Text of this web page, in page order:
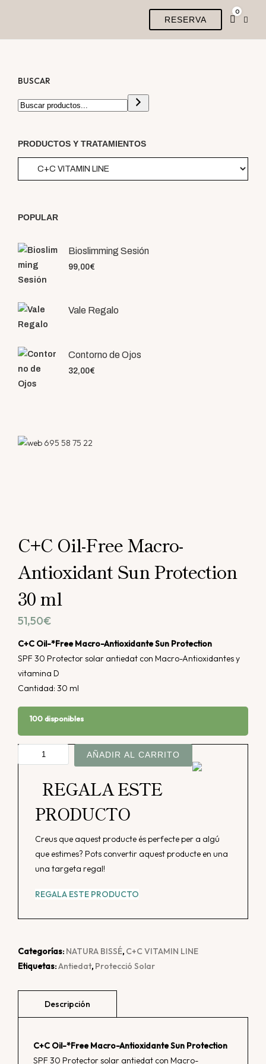
RESERVA
0
BUSCAR
PRODUCTOS Y TRATAMIENTOS
POPULAR
Bioslimming Sesión
99,00€
Vale Regalo
Contorno de Ojos
32,00€
695 58 75 22
C+C Oil-Free Macro-
Antioxidant Sun Protection
30 ml
51,50€
C+C Oil-*Free Macro-Antioxidante Sun Protection
SPF 30 Protector solar antiedat con Macro-Antioxidantes y
vitamina D
Cantidad: 30 ml
100 disponibles
Oil-
Macro-
Antioxidant
Protection
AÑADIR AL CARRITO
REGALA ESTE
PRODUCTO
Creus que aquest producte és perfecte per a algú
que estimes? Pots convertir aquest producte en una
una targeta regal!
REGALA ESTE PRODUCTO
Categorías: NATURA BISSÉ, C+C VITAMIN LINE
Etiquetas:Antiedat, Protecció Solar
C+C Oil-*Free Macro-Antioxidante Sun Protection
SPF 30 Protector solar antiedat con Macro-